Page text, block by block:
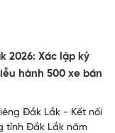
2026: Xác lập kỷ
hành 500 xe bán
Đắk Lắk - Kết nối
tỉnh Đắk Lắk năm